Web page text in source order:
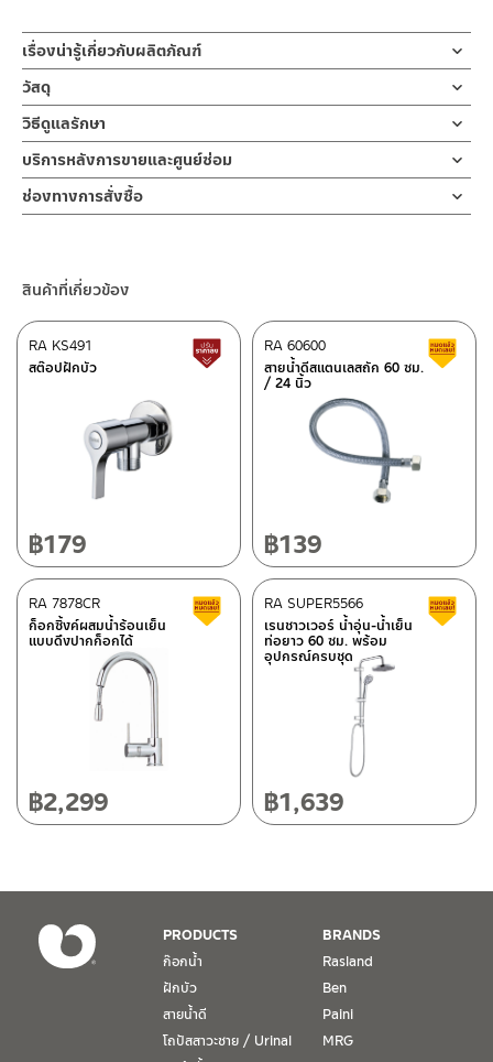
เรื่องน่ารู้เกี่ยวกับผลิตภัณฑ์
ท่อน้ำทิ้งคอห่าน ท่อน้ำทิ้ง P-TRAP ท่อน้ำทิ้งอ่างล้างหน้า ผลิตจากส
แตนเลส เกรด 304 ชุบโครเมียม
ใช้ระบายน้ำเสีย ช่วยดักสิ่งสกปรกภายในท่ออ่างล้างหน้าอย่างมี
ประสิทธิภาพ นอกจากนี้ยังเป็นที่กักน้ำไม่ให้กลิ่นไม่พึงประสงค์
ย้อนขึ้นมา ตัวท่อชาร์ปเข้ากำแพงยาว 40 ซม ท่อบนต่อสะดือ ยาว
40ซม. วัสดุทนทานต่อการกัดกร่อน และป้องกันการเกิดสนิม
สำหรับติดตั้งกับกำแพง มาพร้อมยางกันซึมใส่กำแพงกับท่อชาร์ปท่อน้ำ
ท่อน้ำทิ้งใหม่
วัสดุ
ท่อต่อสะดือ-ท่อต่อกำแพง
ผลิตจาก สแตนเลส 304
แหวนล็อค
ผลิตจาก สแตนเลส 304
ผลิตจาก สแตนเลส 304
ตัวเชื่อมสองทาง
ผลิตจาก สแตนเลส 304
ซีลยางซีลีโคน
อุปกรณ์เสริม
วิธีดูแลรักษา
คำแนะนำในการดูแลรักษาผลิตภัณฑ์
1. ไม่ทำสินค้าให้เกิดความเสียหายอื่น ๆ นอกจากการใช้งานปกติ เช่นไม่
ทำตก ไม่งัดหรือโยกสินค้าแรงๆ
2. ทำความสะอาดสินค้าโดยการใช้ผ้านุ่มๆชุบน้ำหมาดๆแล้วเช็ดให้แห้ง
4. ห้ามใช้แปรง วัสดุแข็ง หยาบ ห้ามใช้ฝอยขัดทำความสะอาด ขัดหรือถู
บริการหลังการขายและศูนย์ซ่อม
ช่องทางออนไลน์
– Email: contact@charnpaiboon.com
ศูนย์บริการและอะไหล่ กรุงเทพฯ
662/61-62 ถนน พระราม3 แขวงบางโพงพาง เขตยานนาวา กรุงเทพฯ
โทร: 02-358-0080 / 080-075-8668 / 091-545-0556
ศูนย์บริการและอะไหล่ เชียงใหม่
118/33 โครงการอรสิริน ม.8 ต.สันปูเลย อ.ดอยสะเก็ด เชียงใหม่
โทร: 080-075-2626
วันจันทร์ – วันศุกร์ เวลา 8:30-17:30 น.
วันเสาร์ เวลา 8:30-15:00 น.
1. การรับประกัน จะต้องมีหลักฐานการซื้อ หรือ ใบเสร็จ โดยทางบริษัทฯ
ขอตรวจสอบโดยนับวันซื้อขายเป็นสำคัญ ทางบริษัทฯ ไม่สามารถให้
เงื่อนไขการรับประกันสินค้าได้ หากไม่มีเอกสารดังกล่าว
2. การรับประกันสินค้า จะรับประกันฉพาะสินค้าที่อยู่ในสภาพการใช้งาน
ช่องทางการสั่งซื้อ
– Shopee
–Lazada
–ซื้อสินค้าชิ้นนี้บน Shopee>> คลิกที่นี่<<
คลิกที่นี่ <<
ติดต่อพนักงานขาย / Contact Sales Staff
โทร: 02-285-5795
@charnpaiboon.sales
ติดต่อ ชาญไพบูลย์ / Contact Us คลิกที่นี่
สินค้าที่เกี่ยวข้อง
สต๊อปฝักบัว
RA KS491 สินค้าปรับราคาลดลง
฿179
สายน้ำดีสแตนเลสถัก 60 ซม.
/ 24 นิ้ว
RA 60600
฿139
ก็อกซิ้งค์ผสมน้ำร้อนเย็น
แบบดึงปากก็อกได้
RA 7878CR สินค้าลดราคา เคลียร์สต็อก
฿2,299
เรนชาวเวอร์ น้ำอุ่น-น้ำเย็น
ท่อยาว 60 ซม. พร้อม
อุปกรณ์ครบชุด
RA SUPER5566
฿1,639
PRODUCTS
ก๊อกน้ำ
ฝักบัว
สายน้ำดี
โถปัสสาวะชาย / Urinal
BRANDS
Rasland
Ben
Paini
MRG